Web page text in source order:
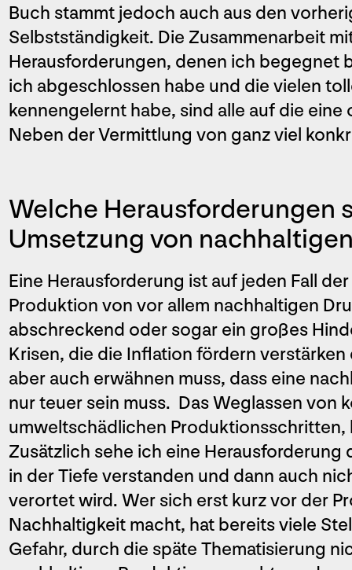
Buch stammt jedoch auch aus den
Selbstständigkeit. Die Zusammenarbeit
Herausforderungen, denen ich begegnet
ich abgeschlossen habe und die vielen
kennengelernt habe, sind alle auf die
Neben der Vermittlung von ganz viel
Welche Herausforderungen
Umsetzung von
Eine Herausforderung ist auf jeden Fall
Produktion von vor allem nachhaltigen
abschreckend oder sogar ein großes
Krisen, die die Inflation fördern
aber auch erwähnen muss, dass eine
nur teuer sein muss. Das Weglassen von
umweltschädlichen Produktionsschritten,
Zusätzlich sehe ich eine
in der Tiefe verstanden und dann auch
verortet wird. Wer sich erst kurz vor der
Nachhaltigkeit macht, hat bereits viele
Gefahr, durch die späte Thematisierung